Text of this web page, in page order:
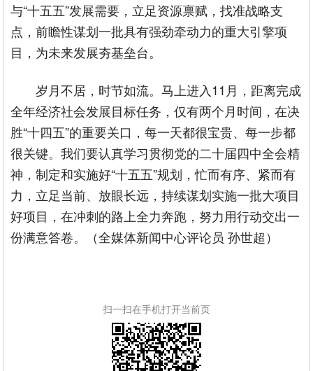
与“十五五”发展需要，立足资源禀赋，找准战略支
点，前瞻性谋划一批具有强劲牵动力的重大引擎项
目，为未来发展夯基垒台。
岁月不居，时节如流。马上进入11月，距离完成
全年经济社会发展目标任务，仅有两个月时间，在决
胜“十四五”的重要关口，每一天都很宝贵、每一步都
很关键。我们要认真学习贯彻党的二十届四中全会精
神，制定和实施好“十五五”规划，忙而有序、紧而有
力，立足当前、放眼长远，持续谋划实施一批大项目
好项目，在冲刺的路上全力奔跑，努力用行动交出一
份满意答卷。（全媒体新闻中心评论员 孙世超）
扫一扫在手机打开当前页